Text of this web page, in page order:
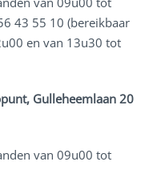
43 55 10 (bereikbaar
en van 13u30 tot
Gulleheemlaan 20
van 09u00 tot